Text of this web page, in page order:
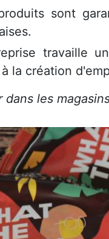
sont
travaille
la création
dans les